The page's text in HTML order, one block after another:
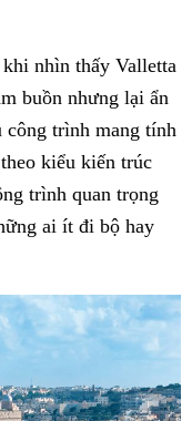
nhìn thấy Valletta
buồn nhưng lại ẩn
công trình mang tính
kiểu kiến trúc
trình quan trọng
ai ít đi bộ hay